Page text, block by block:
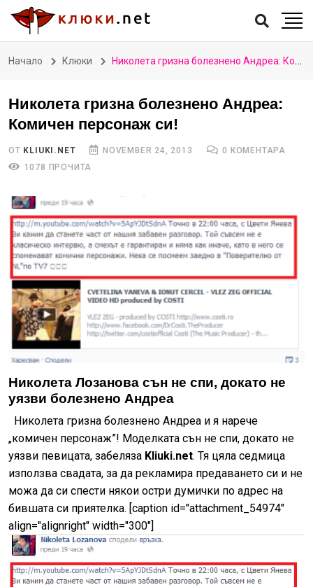
Начало Клюки Николета гризна болезнено Андреа: Комичен персонаж си!
Николета гризна болезнено Андреа:
Комичен персонаж си!
ОТ KLIUKI.NET NOVEMBER 24, 2013
0 КОМЕНТАРА
1078 ПРОЧИТА
Николета Лозанова сън не спи, докато не
уязви болезнено Андреа
Николета гризна болезнено Андреа и я нарече
„комичен персонаж”! Моделката сън не спи, докато не
уязви певицата, забеляза Kliuki.net. Тя цяла седмица
използва свадата, за да рекламира предаването си и не
можа да си спести някои остри думички по адрес на
бившата си приятелка. [caption id="attachment_54974"
align="alignright" width="300"]